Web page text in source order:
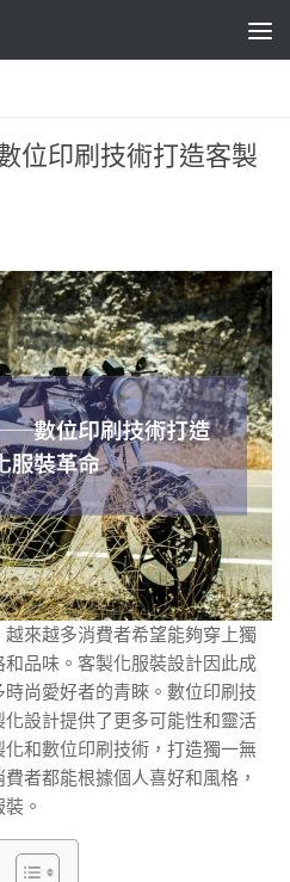
位印刷技術打造客製
來越多消費者希望能夠穿上獨
品味。客製化服裝設計因此成
尚愛好者的青睞。數位印刷技
設計提供了更多可能性和靈活
和數位印刷技術，打造獨一無
者都能根據個人喜好和風格，
。